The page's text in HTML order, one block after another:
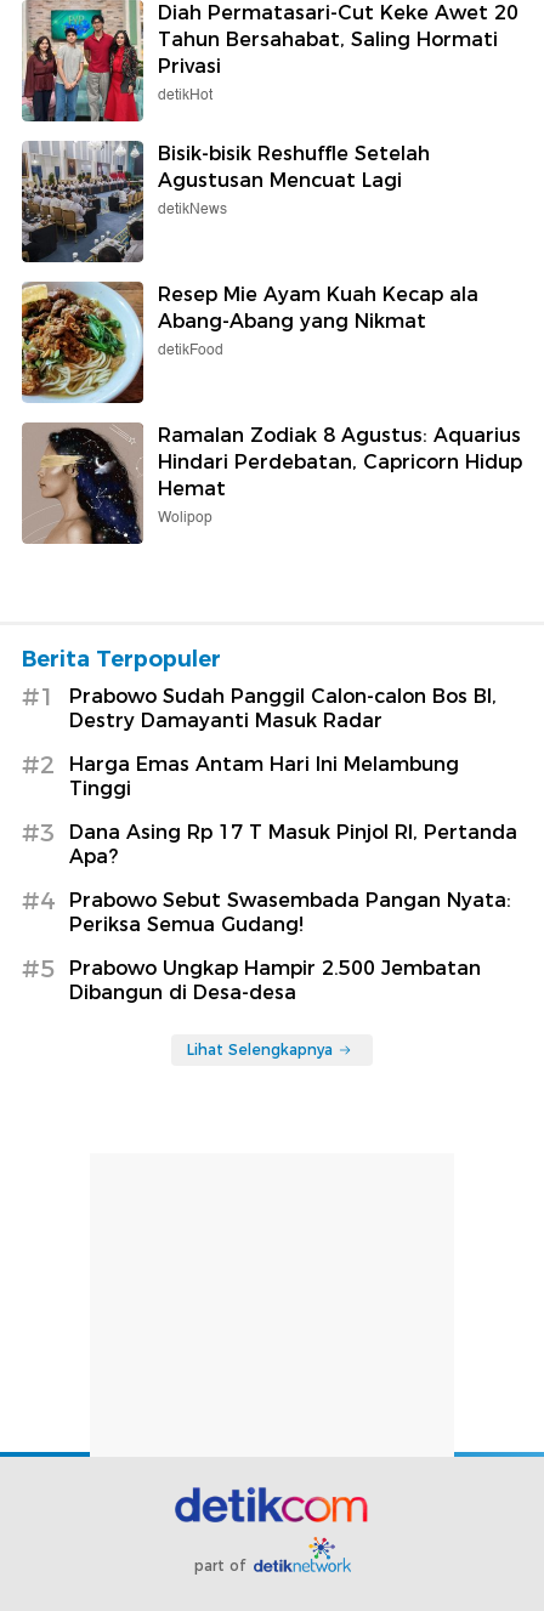
Diah Permatasari-Cut Keke Awet 20
Tahun Bersahabat, Saling Hormati
Privasi
detikHot
Bisik-bisik Reshuffle Setelah
Agustusan Mencuat Lagi
detikNews
Resep Mie Ayam Kuah Kecap ala
Abang-Abang yang Nikmat
detikFood
Ramalan Zodiak 8 Agustus: Aquarius
Hindari Perdebatan, Capricorn Hidup
Hemat
Wolipop
Berita Terpopuler
#1
Prabowo Sudah Panggil Calon-calon Bos BI,
Destry Damayanti Masuk Radar
#2
Harga Emas Antam Hari Ini Melambung
Tinggi
#3
Dana Asing Rp 17 T Masuk Pinjol RI, Pertanda
Apa?
#4
Prabowo Sebut Swasembada Pangan Nyata:
Periksa Semua Gudang!
#5
Prabowo Ungkap Hampir 2.500 Jembatan
Dibangun di Desa-desa
Lihat Selengkapnya
part of